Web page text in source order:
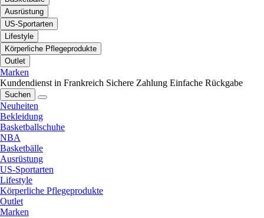
Ausrüstung
US-Sportarten
Lifestyle
Körperliche Pflegeprodukte
Outlet
Marken
Kundendienst in Frankreich Sichere Zahlung Einfache Rückgabe
Suchen
Neuheiten
Bekleidung
Basketballschuhe
NBA
Basketbälle
Ausrüstung
US-Sportarten
Lifestyle
Körperliche Pflegeprodukte
Outlet
Marken